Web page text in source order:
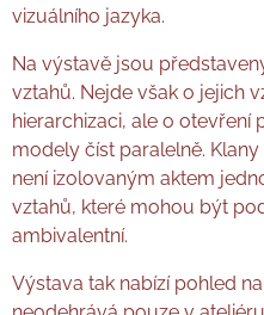
vizuálního jazyka.
Na výstavě jsou
vztahů. Nejde však o jejich
hierarchizaci, ale o otevření
modely číst paralelně.
není izolovaným aktem
vztahů, které mohou být
ambivalentní.
Výstava tak nabízí pohled